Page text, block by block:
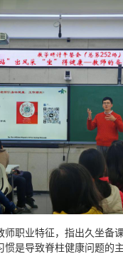
师职业特征，指出久坐备
惯是导致脊柱健康问题的